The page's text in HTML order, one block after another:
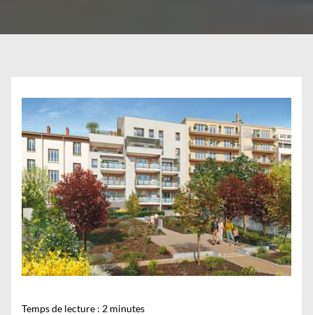
Temps de lecture : 2 minutes